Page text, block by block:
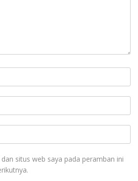
situs web saya pada peramban ini